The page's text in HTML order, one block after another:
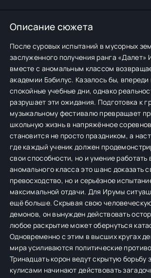
Описание сюжета
После суровых испытаний в мусорных
заслуженного получения ранга «Далет»
вместе с аномальным классом
академии Бэбилус. Казалось бы, впереди
спокойные учебные дни, однако
разрушает эти ожидания. Подготовка к
музыкальному фестивалю превращает
школьную жизнь в напряжённое
становится не просто праздником, а
где каждый ученик должен
свои способности, но и умение работать
аномального класса это шанс доказать
превосходство, но и серьёзное
максимальной отдачи. Для Ирумы
ещё больше. Скрывая свою
демонов, он вынужден действовать
любое раскрытие может обернуться
Одновременно с этим в высших кругах
мира усиливаются политические
Тринадцать корон ведут скрытую борьбу
кулисами начинают действовать